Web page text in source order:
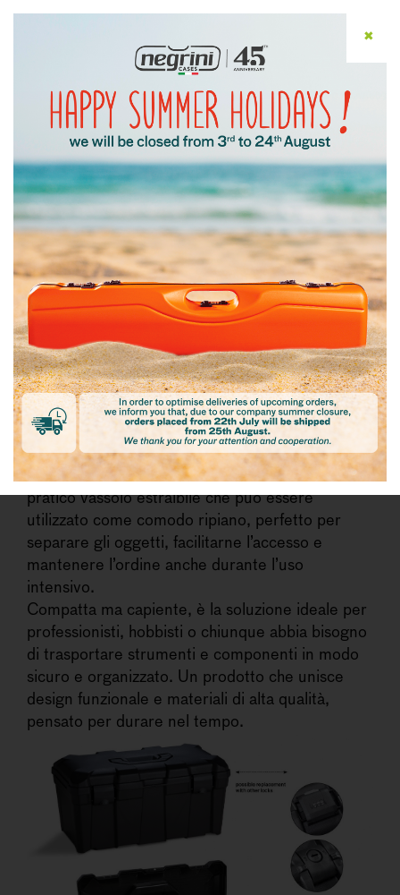
News & Press / New case 4046
New case 4046
Data:13-06-2025
È arrivata la nuova valigia 4046, progettata per
offrire il massimo in termini di resistenza, funzionalità
e praticità.
Realizzata in robusto polipropilene stampato a
iniezione, garantisce una protezione ottimale
contro urti, graffi e agenti esterni, rendendola la
scelta ideale per chi cerca un contenitore
affidabile e durevole nel tempo.
Pensata per contenere e organizzare al meglio
accessori di ogni tipo, la 4046 si distingue per
la sua versatilità. Al suo interno è presente un
pratico vassoio estraibile che può essere
utilizzato come comodo ripiano, perfetto per
separare gli oggetti, facilitarne l’accesso e
mantenere l’ordine anche durante l’uso
intensivo.
Compatta ma capiente, è la soluzione ideale per
professionisti, hobbisti o chiunque abbia bisogno
di trasportare strumenti e componenti in modo
sicuro e organizzato. Un prodotto che unisce
design funzionale e materiali di alta qualità,
pensato per durare nel tempo.
✖